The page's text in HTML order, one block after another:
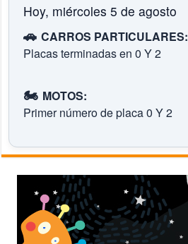
Hoy, miércoles 5 de agosto
🚗 CARROS PARTICULARES:
Placas terminadas en 0 Y 2
🏍️ MOTOS:
Primer número de placa 0 Y 2